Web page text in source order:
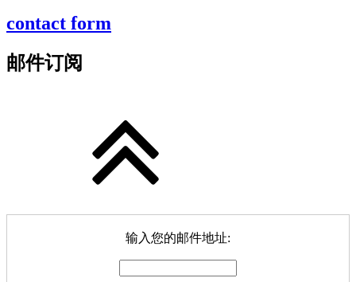
contact form
邮件订阅
输入您的邮件地址: